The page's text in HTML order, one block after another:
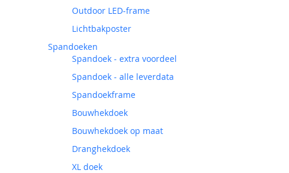
Outdoor LED-frame
Lichtbakposter
Spandoeken
Spandoek - extra voordeel
Spandoek - alle leverdata
Spandoekframe
Bouwhekdoek
Bouwhekdoek op maat
Dranghekdoek
XL doek